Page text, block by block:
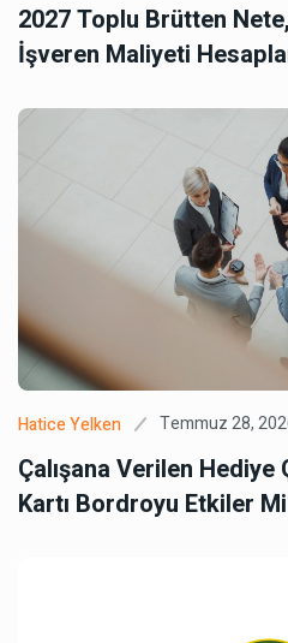
2027 Toplu Brütten
İşveren Maliyeti
Hatice Yelken Temmuz 28,
Çalışana Verilen
Kartı Bordroyu Etkiler